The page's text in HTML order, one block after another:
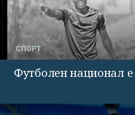
СПОРТ
Футболен национал е